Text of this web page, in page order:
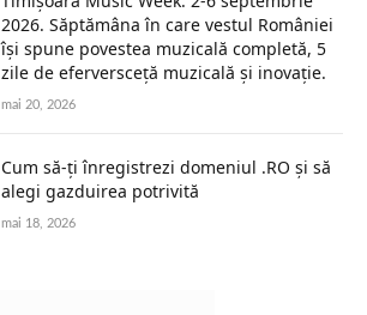
2026. Săptămâna în care vestul României
își spune povestea muzicală completă, 5
zile de eferversceță muzicală și inovație.
mai 20, 2026
Cum să-ți înregistrezi domeniul .RO și să
alegi gazduirea potrivită
mai 18, 2026